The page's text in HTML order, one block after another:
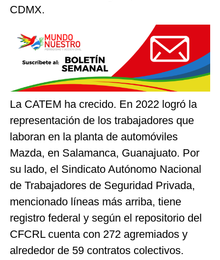
CDMX.
La CATEM ha crecido. En 2022 logró la
representación de los trabajadores que
laboran en la planta de automóviles
Mazda, en Salamanca, Guanajuato. Por
su lado, el Sindicato Autónomo Nacional
de Trabajadores de Seguridad Privada,
mencionado líneas más arriba, tiene
registro federal y según el repositorio del
CFCRL cuenta con 272 agremiados y
alrededor de 59 contratos colectivos.